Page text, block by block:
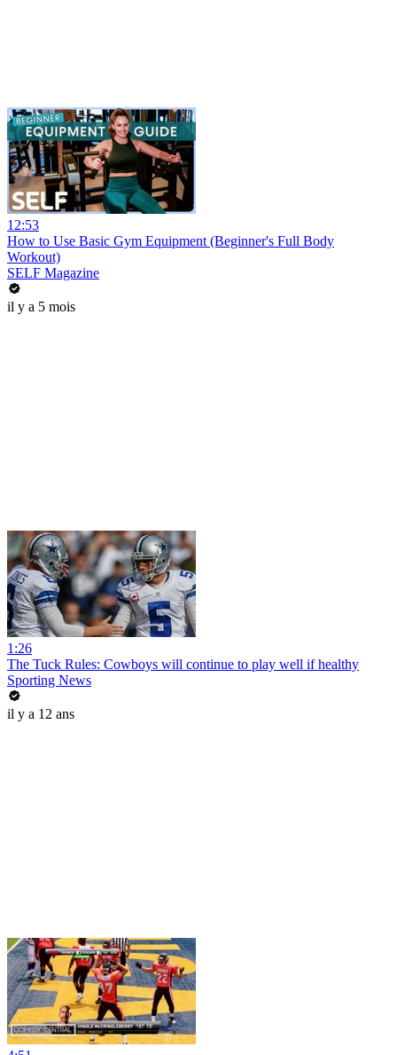
12:53
How to Use Basic Gym Equipment (Beginner's Full Body
Workout)
SELF Magazine
il y a 5 mois
1:26
The Tuck Rules: Cowboys will continue to play well if healthy
Sporting News
il y a 12 ans